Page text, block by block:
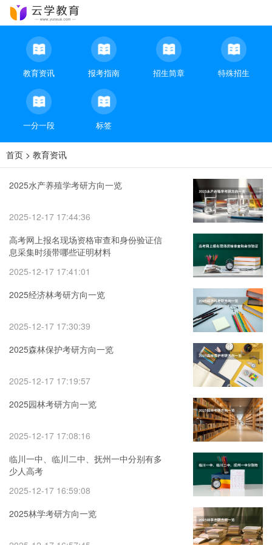
教育资讯 报考指南 招生简章 特殊招生
一分一段 标签
首页 > 教育资讯
2025水产养殖学考研方向一览
2025-12-17 17:44:36
高考网上报名现场资格审查和身份验证信
息采集时须带哪些证明材料
2025-12-17 17:41:01
2025经济林考研方向一览
2025-12-17 17:30:39
2025森林保护考研方向一览
2025-12-17 17:19:57
2025园林考研方向一览
2025-12-17 17:08:16
临川一中、临川二中、抚州一中分别有多
少人高考
2025-12-17 16:59:08
2025林学考研方向一览